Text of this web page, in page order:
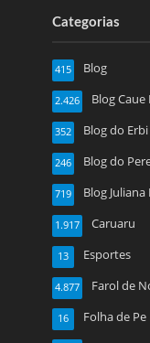
Categorias
Blog
415
Blog
2.426
Blog do Erbi
352
Blog do
246
Blog Juliana
719
Caruaru
1.917
Esportes
13
Farol de
4.877
Folha de Pe
16